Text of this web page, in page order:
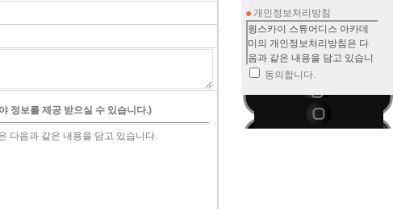
개인정보처리방침
동의합니다.